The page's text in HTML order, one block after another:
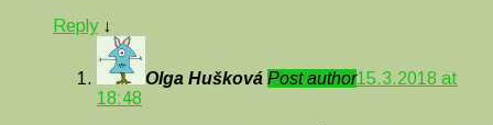
Reply ↓
Olga Hušková Post author15.3.2018 at
18:48